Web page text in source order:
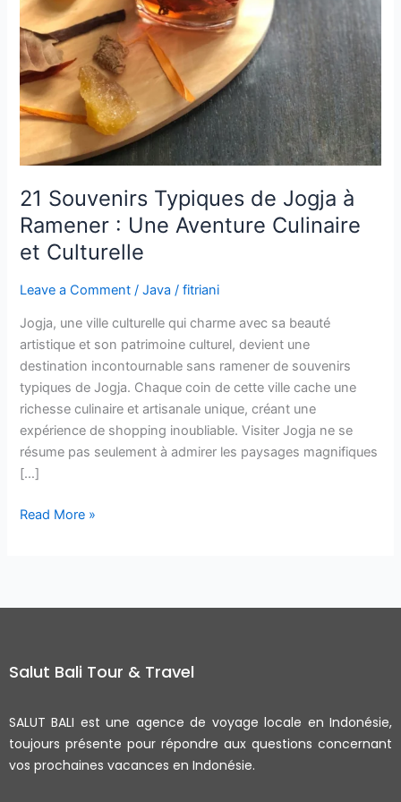
21 Souvenirs Typiques de Jogja à
Ramener : Une Aventure Culinaire
et Culturelle
Leave a Comment /Java /fitriani
Jogja, une ville culturelle qui charme avec sa beauté
artistique et son patrimoine culturel, devient une
destination incontournable sans ramener de souvenirs
typiques de Jogja. Chaque coin de cette ville cache une
richesse culinaire et artisanale unique, créant une
expérience de shopping inoubliable. Visiter Jogja ne se
résume pas seulement à admirer les paysages magnifiques
[…]
:
Une
Aventure
Culinaire
et
Culturelle
Read More »
Salut Bali Tour & Travel
SALUT BALI est une agence de voyage locale en Indonésie,
toujours présente pour répondre aux questions concernant
vos prochaines vacances en Indonésie.